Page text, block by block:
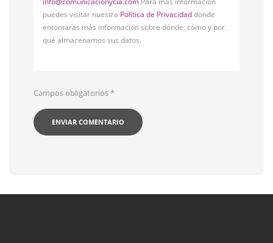
puedes visitar nuestra Política de Privacidaddonde
entontarás más información sobre dónde, cómo y por
qué almacenamos sus datos.
Campos obligatorios*